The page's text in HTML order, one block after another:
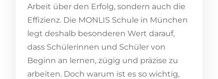
Arbeit über den Erfolg, sondern auch die
Effizienz. Die MONLIS Schule in München
legt deshalb besonderen Wert darauf,
dass Schülerinnen und Schüler von
Beginn an lernen, zügig und präzise zu
arbeiten. Doch warum ist es so wichtig,